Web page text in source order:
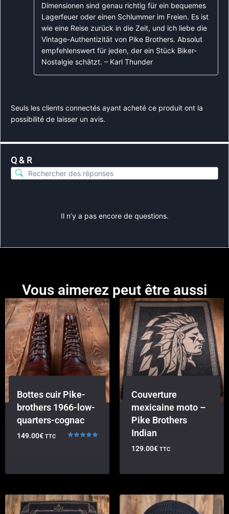
Dimensionen sind genau richtig für ein bequemes
Lagerfeuer oder einen Schlummer im Freien. Es ist
wie eine Reise zurück in die Zeit, und ich liebe die
Vintage-Authentizität von Pike Brothers. Absolut
empfehlenswert für jeden, der ein Stück Biker-
Nostalgie schätzt. – Karl Thunder
Seuls les clients connectés ayant acheté ce produit ont la
possibilité de laisser un avis.
Q & R
Il n’y a pas encore de questions.
Vous aimerez peut être aussi
Bottes cuir Pike-
brothers 1966-low-
quarters-cognac
149.00€ TTC
Couverture
mexicaine moto –
Pike Brothers
Indian
129.00€ TTC